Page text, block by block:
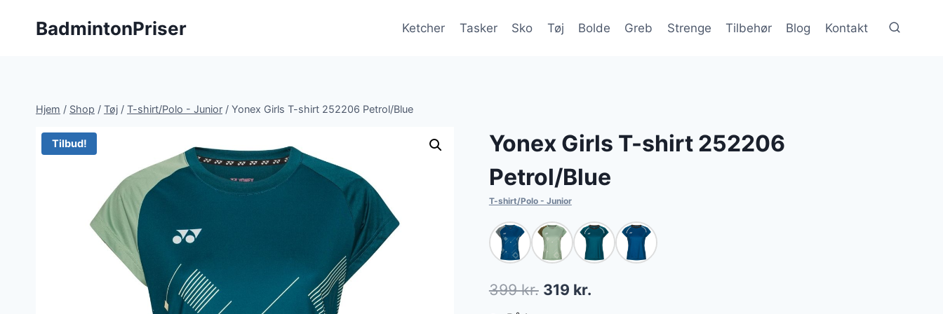
BadmintonPriser Ketcher Tasker Sko Tøj Bolde Greb Strenge Tilbehør Blog Kontakt
Hjem / Shop / Tøj / T-shirt/Polo - Junior / Yonex Girls T-shirt 252206 Petrol/Blue
Tilbud!
Yonex Girls T-shirt 252206
Petrol/Blue
T-shirt/Polo - Junior
399kr. Den
319 kr.Den